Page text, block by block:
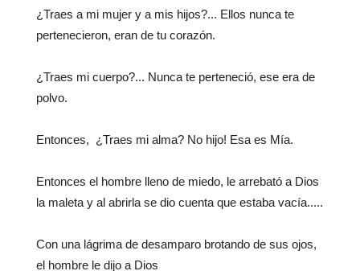
¿Traes a mi mujer y a mis hijos?... Ellos nunca te
pertenecieron, eran de tu corazón.
¿Traes mi cuerpo?... Nunca te perteneció, ese era de
polvo.
Entonces, ¿Traes mi alma? No hijo! Esa es Mía.
Entonces el hombre lleno de miedo, le arrebató a Dios
la maleta y al abrirla se dio cuenta que estaba vacía.....
Con una lágrima de desamparo brotando de sus ojos,
el hombre le dijo a Dios